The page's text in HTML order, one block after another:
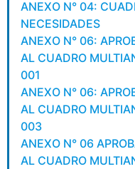
ANEXO N° 04:
NECESIDADES
ANEXO N° 06:
AL CUADRO
001
ANEXO N° 06:
AL CUADRO
003
ANEXO N° 06
AL CUADRO